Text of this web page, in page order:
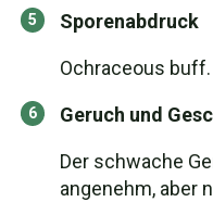
Sporenabdruck
Ochraceous buff.
Geruch und
Der schwache
angenehm, aber